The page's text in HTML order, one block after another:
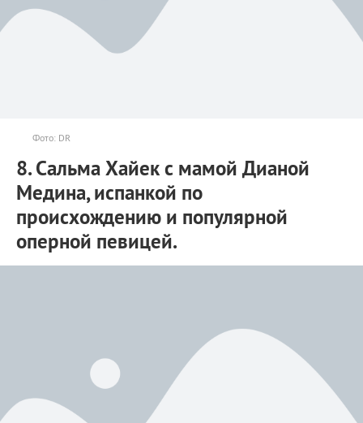
Фото: DR
8. Сальма Хайек с мамой Дианой
Медина, испанкой по
происхождению и популярной
оперной певицей.